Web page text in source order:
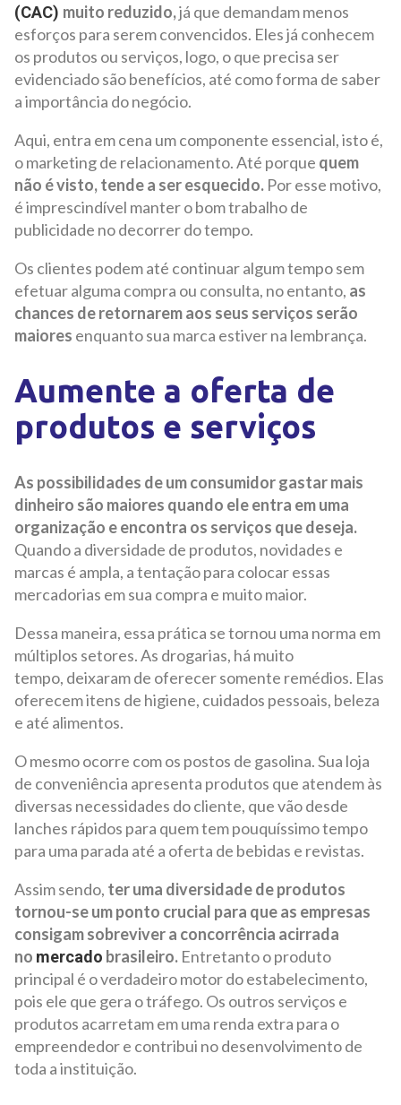
(CAC) muito reduzido,já que demandam menos
esforços para serem convencidos. Eles já conhecem
os produtos ou serviços, logo, o que precisa ser
evidenciado são benefícios, até como forma de saber
a importância do negócio.
Aqui, entra em cena um componente essencial, isto é,
o marketing de relacionamento. Até porque quem
não é visto, tende a ser esquecido. Por esse motivo,
é imprescindível manter o bom trabalho de
publicidade no decorrer do tempo.
Os clientes podem até continuar algum tempo sem
efetuar alguma compra ou consulta, no entanto, as
chances de retornarem aos seus serviços serão
maiores enquanto sua marca estiver na lembrança.
Aumente a oferta de
produtos e serviços
As possibilidades de um consumidor gastar mais
dinheiro são maiores quando ele entra em uma
organização e encontra os serviços que deseja.
Quando a diversidade de produtos, novidades e
marcas é ampla, a tentação para colocar essas
mercadorias em sua compra e muito maior.
Dessa maneira, essa prática se tornou uma norma em
múltiplos setores. As drogarias, há muito
tempo, deixaram de oferecer somente remédios. Elas
oferecem itens de higiene, cuidados pessoais, beleza
e até alimentos.
O mesmo ocorre com os postos de gasolina. Sua loja
de conveniência apresenta produtos que atendem às
diversas necessidades do cliente, que vão desde
lanches rápidos para quem tem pouquíssimo tempo
para uma parada até a oferta de bebidas e revistas.
Assim sendo, ter uma diversidade de produtos
tornou-se um ponto crucial para que as empresas
consigam sobreviver a concorrência acirrada
no mercado brasileiro. Entretanto o produto
principal é o verdadeiro motor do estabelecimento,
pois ele que gera o tráfego. Os outros serviços e
produtos acarretam em uma renda extra para o
empreendedor e contribui no desenvolvimento de
toda a instituição.